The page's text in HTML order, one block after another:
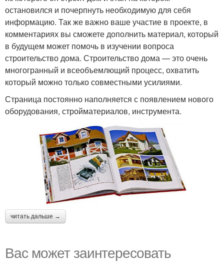
остановился и почерпнуть необходимую для себя
информацию. Так же важно ваше участие в проекте, в
комментариях вы сможете дополнить материал, который
в будущем может помочь в изучении вопроса
строительство дома. Строительство дома — это очень
многогранный и всеобъемлющий процесс, охватить
который можно только совместными усилиями.
Страница постоянно наполняется с появлением нового
оборудования, стройматериалов, инструмента.
читать дальше →
Вас может заинтересовать